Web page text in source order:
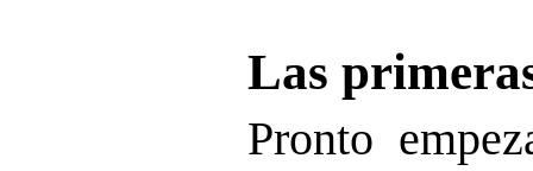
Las
Pronto